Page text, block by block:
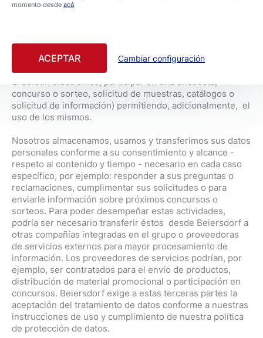
Recopilación y uso de los datos personales
tales como su nombre, e-mail o dirección. Beiersdorf no
recopila sus datos personales salvo expreso
consentimiento por su parte (por ejemplo al suscribirse
al boletín electrónico, participar en una encuesta,
concurso o sorteo, solicitud de muestras, catálogos o
solicitud de información) permitiendo, adicionalmente, el
uso de los mismos.
Nosotros almacenamos, usamos y transferimos sus datos
personales conforme a su consentimiento y alcance -
respeto al contenido y tiempo - necesario en cada caso
específico, por ejemplo: responder a sus preguntas o
reclamaciones, cumplimentar sus solicitudes o para
enviarle información sobre próximos concursos o
sorteos. Para poder desempeñar estas actividades,
podría ser necesario transferir éstos desde Beiersdorf a
otras compañías integradas en el grupo o proveedoras
de servicios externos para mayor procesamiento de
información. Los proveedores de servicios podrían, por
ejemplo, ser contratados para el envío de productos,
distribución de material promocional o participación en
concursos. Beiersdorf exige a estas terceras partes la
aceptación del tratamiento de datos conforme a nuestras
instrucciones de uso y cumplimiento de nuestra política
de protección de datos.
momento desde acá.
ACEPTAR Cambiar configuración